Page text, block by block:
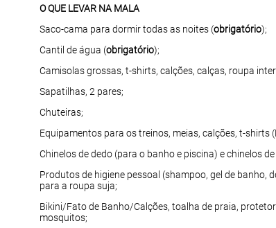
O QUE LEVAR NA MALA
Saco-cama para dormir todas as noites (obrigatório);
Cantil de água (obrigatório);
Camisolas grossas, t-shirts, calções, calças, roupa
Sapatilhas, 2 pares;
Chuteiras;
Equipamentos para os treinos, meias, calções, t-shirts
Chinelos de dedo (para o banho e piscina) e chinelos
Produtos de higiene pessoal (shampoo, gel de banho,
para a roupa suja;
Bikini/Fato de Banho/Calções, toalha de praia,
mosquitos;